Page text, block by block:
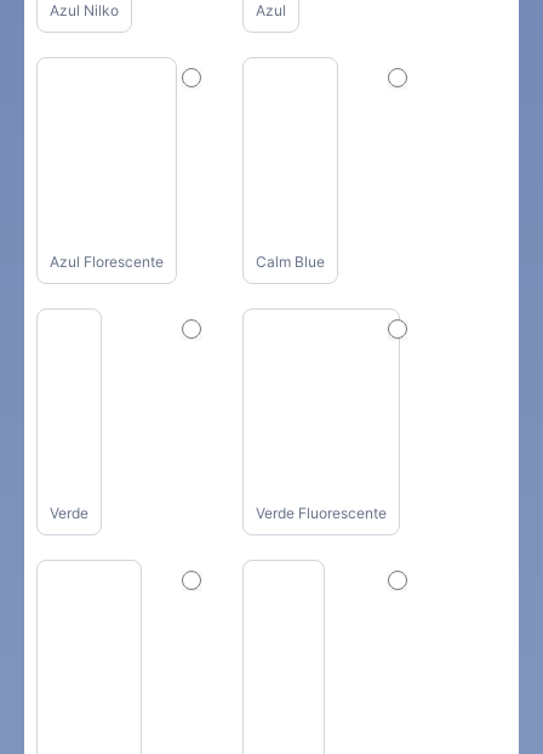
Azul Nilko Azul
Azul Florescente Calm Blue
Verde Verde Fluorescente